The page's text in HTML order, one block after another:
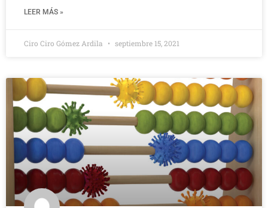
LEER MÁS »
Ciro Ciro Gómez Ardila septiembre 15, 2021